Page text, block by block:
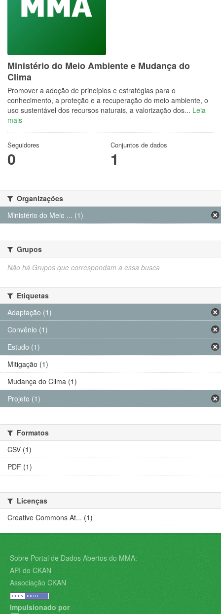
Ministério do Meio Ambiente e Mudança do
Clima
Promover a adoção de princípios e estratégias para o
conhecimento, a proteção e a recuperação do meio ambiente, o
uso sustentável dos recursos naturais, a valorização dos... Leia
mais
Seguidores
0
Conjuntos de dados
1
Organizações
Ministério do Meio ... (1)
Grupos
Não há Grupos que correspondam a essa busca
Etiquetas
Adaptação (1)
Convênio (1)
Estudo (1)
Mitigação (1)
Mudança do Clima (1)
Projeto (1)
Formatos
CSV (1)
PDF (1)
Licenças
Creative Commons At... (1)
Sobre Portal de Dados Abertos do MMA:
API do CKAN
Associação CKAN
Impulsionado por